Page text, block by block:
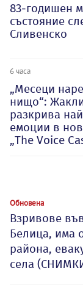
83-годишен
състояние
Сливенско
6 часа
„Месеци
нищо“:
разкрива
емоции в
„The Voice
Обновена
Взривове
Белица, има
района,
села